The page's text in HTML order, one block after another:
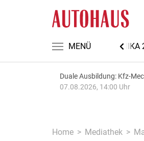
MENÜ
NACHRICHTEN AUTOMECHANIKA
Duale Ausbildung: Kfz-
07.08.2026, 14:00 Uhr
Home Mediathek